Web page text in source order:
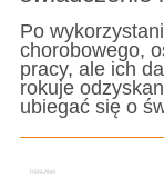
Po
chorobowego,
pracy, ale ich
rokuje
ubiegać się o